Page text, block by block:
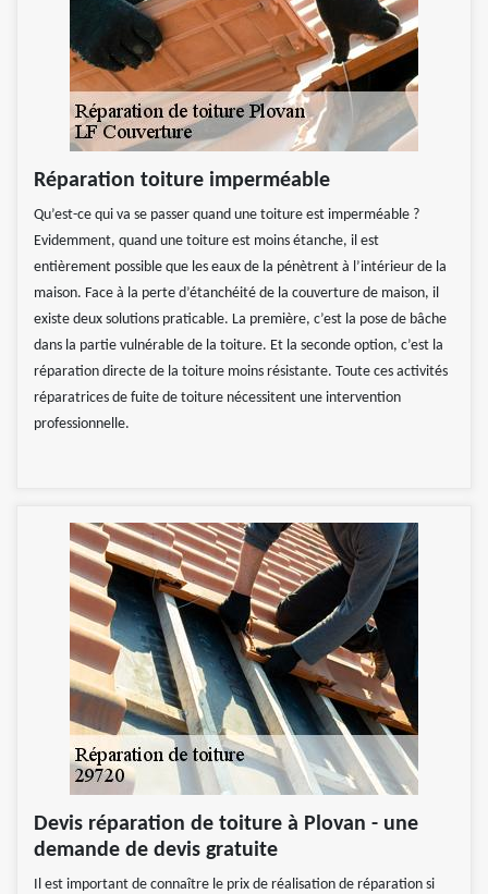
Réparation toiture imperméable
Qu’est-ce qui va se passer quand une toiture est imperméable ?
Evidemment, quand une toiture est moins étanche, il est
entièrement possible que les eaux de la pénètrent à l’intérieur de la
maison. Face à la perte d’étanchéité de la couverture de maison, il
existe deux solutions praticable. La première, c’est la pose de bâche
dans la partie vulnérable de la toiture. Et la seconde option, c’est la
réparation directe de la toiture moins résistante. Toute ces activités
réparatrices de fuite de toiture nécessitent une intervention
professionnelle.
Devis réparation de toiture à Plovan - une
demande de devis gratuite
Il est important de connaître le prix de réalisation de réparation si